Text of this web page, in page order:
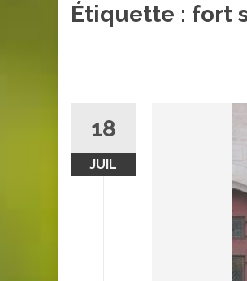
Étiquette : fort
18
JUIL